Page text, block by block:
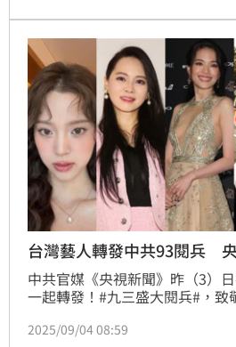
對此，國台辦今（10）日大嗆，
岸同胞雙向奔赴的心虛，民進黨
藝人員為何紛至沓來。
台灣藝人轉發中共93閱兵
中共官媒《央視新聞》昨（3）
一起轉發！#九三盛大閱兵#，致
台灣粉絲相當失望，而《央視》
2025/09/04 08:59